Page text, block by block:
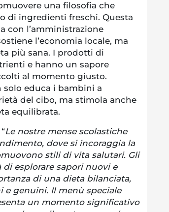
una filosofia che
di ingredienti freschi. Questa
con l’amministrazione
l’economia locale, ma
più sana. I prodotti di
e hanno un sapore
al momento giusto.
educa i bambini a
del cibo, ma stimola anche
equilibrata.
Le nostre mense scolastiche
dove si incoraggia la
stili di vita salutari. Gli
esplorare sapori nuovi e
di una dieta bilanciata,
e genuini. Il menù speciale
un momento significativo